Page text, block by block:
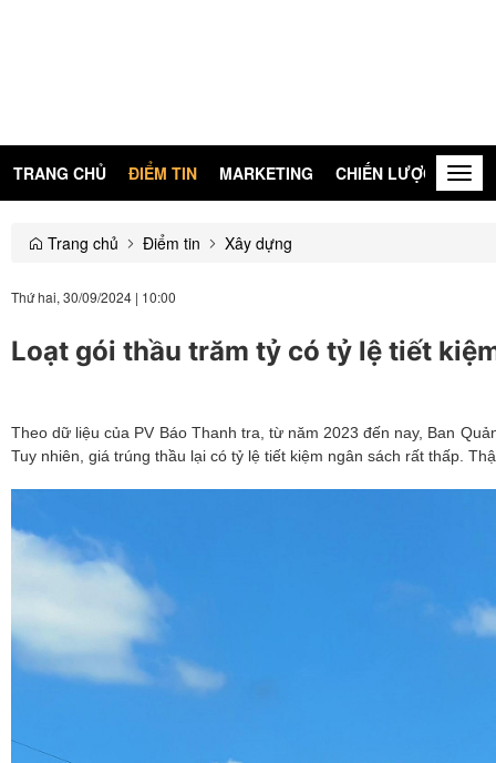
TRANG CHỦ ĐIỂM TIN MARKETING CHIẾN LƯỢC
Trang chủ Điểm tin Xây dựng
Thứ hai, 30/09/2024 | 10:00
Loạt gói thầu trăm tỷ có tỷ lệ tiết
Theo dữ liệu của PV Báo Thanh tra, từ năm 2023 đến nay, Ban
Tuy nhiên, giá trúng thầu lại có tỷ lệ tiết kiệm ngân sách rất thấp.